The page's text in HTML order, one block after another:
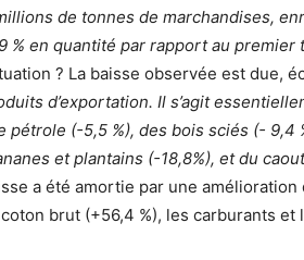
de tonnes de marchandises,
% en quantité par rapport au premier
? La baisse observée est due,
d’exportation. Il s’agit
pétrole (-5,5 %), des bois sciés (- 9,4
et plantains (-18,8%), et du
a été amortie par une
brut (+56,4 %), les carburants et